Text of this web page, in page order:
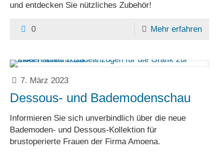
und entdecken Sie nützliches Zubehör!
0 Mehr erfahren
7. März 2023
Dessous- und Bademodenschau
Informieren Sie sich unverbindlich über die neue
Bademoden- und Dessous-Kollektion für
brustoperierte Frauen der Firma Amoena.